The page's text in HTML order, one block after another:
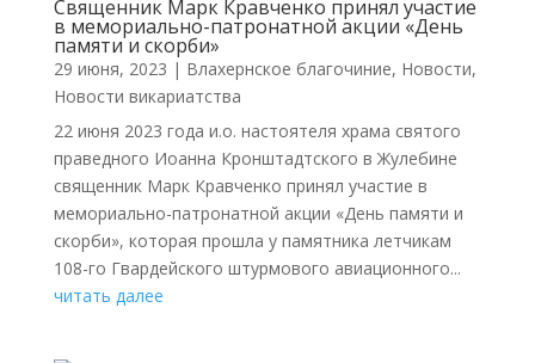
Священник Марк Кравченко принял участие
в мемориально-патронатной акции «День
памяти и скорби»
29 июня, 2023 | Влахернское благочиние, Новости,
Новости викариатства
22 июня 2023 года и.о. настоятеля храма святого
праведного Иоанна Кронштадтского в Жулебине
священник Марк Кравченко принял участие в
мемориально-патронатной акции «День памяти и
скорби», которая прошла у памятника летчикам
108-го Гвардейского штурмового авиационного...
читать далее